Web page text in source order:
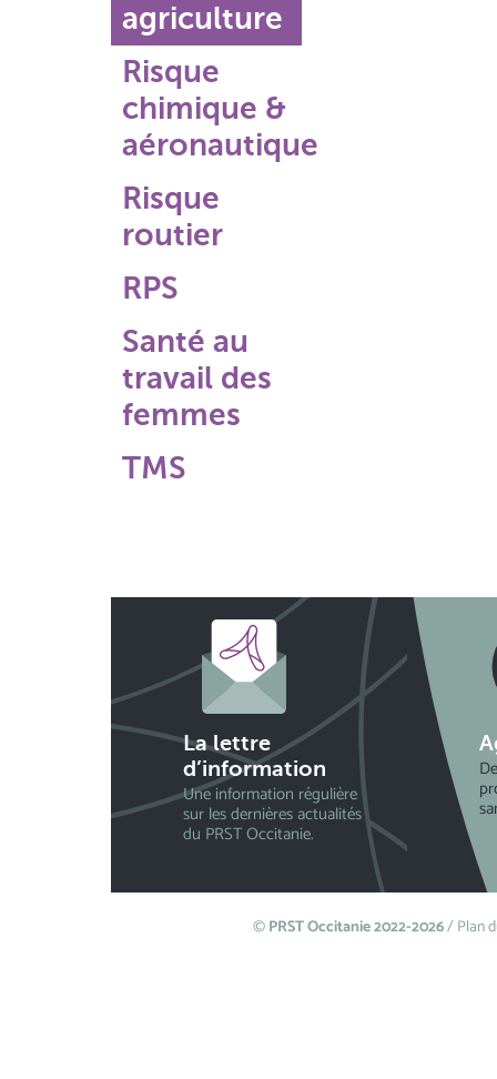
agriculture
Risque
chimique &
aéronautique
Risque
routier
RPS
Santé au
travail des
femmes
TMS
La lettre
d’information
Une information régulière
sur les dernières actualités
du PRST Occitanie.
©PRST Occitanie 2022-2026/Plan